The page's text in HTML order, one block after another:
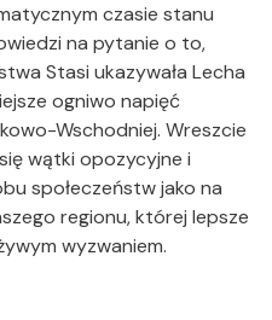
czasie stanu
na pytanie o to,
Stasi ukazywała Lecha
ogniwo napięć
Wschodniej. Wreszcie
wątki opozycyjne i
społeczeństw jako na
regionu, której lepsze
wyzwaniem.